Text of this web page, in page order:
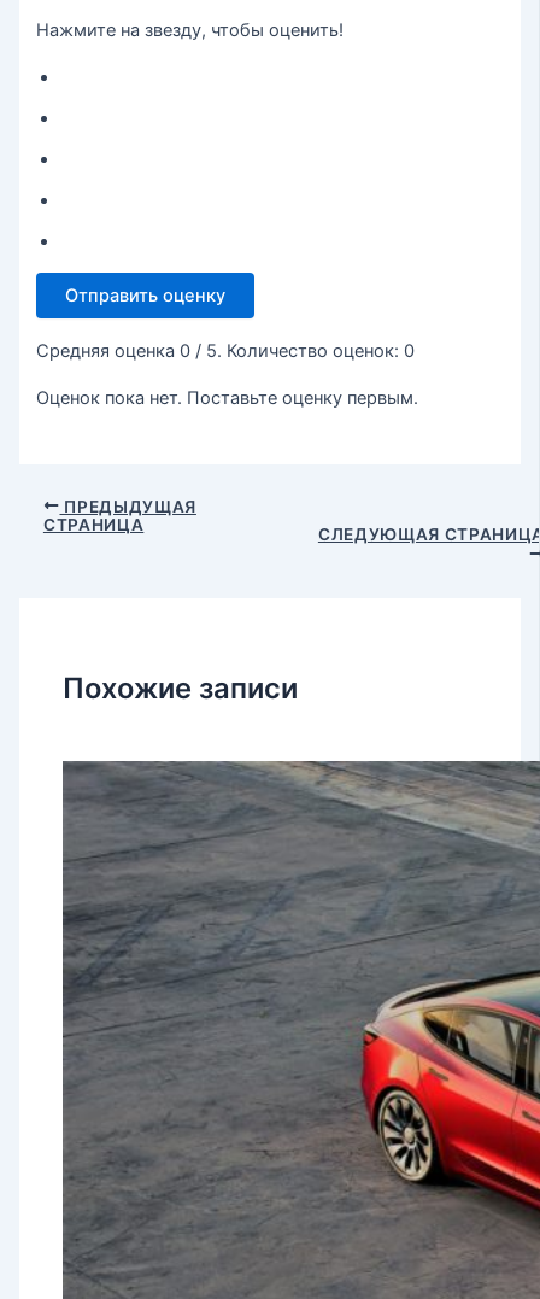
Нажмите на звезду, чтобы оценить!
Отправить оценку
Средняя оценка 0 / 5. Количество оценок: 0
Оценок пока нет. Поставьте оценку первым.
ПРЕДЫДУЩАЯ
СТРАНИЦА
СЛЕДУЮЩАЯ
Похожие записи